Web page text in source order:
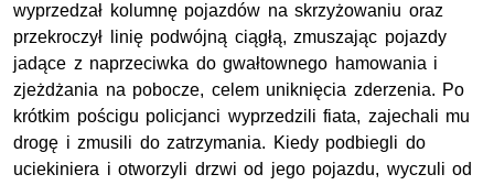
wyprzedzał kolumnę pojazdów na skrzyżowaniu oraz
przekroczył linię podwójną ciągłą, zmuszając pojazdy
jadące z naprzeciwka do gwałtownego hamowania i
zjeżdżania na pobocze, celem uniknięcia zderzenia. Po
krótkim pościgu policjanci wyprzedzili fiata, zajechali mu
drogę i zmusili do zatrzymania. Kiedy podbiegli do
uciekiniera i otworzyli drzwi od jego pojazdu, wyczuli od